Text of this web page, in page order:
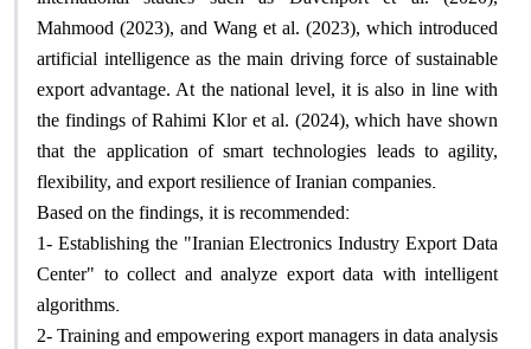
Mahmood (2023), and Wang et al. (2023), which introduced
artificial intelligence as the main driving force of sustainable
export advantage. At the national level, it is also in line with
the findings of Rahimi Klor et al. (2024), which have shown
that the application of smart technologies leads to agility,
flexibility, and export resilience of Iranian companies.
Based on the findings, it is recommended:
1- Establishing the "Iranian Electronics Industry Export Data
Center" to collect and analyze export data with intelligent
algorithms.
2- Training and empowering export managers in data analysis